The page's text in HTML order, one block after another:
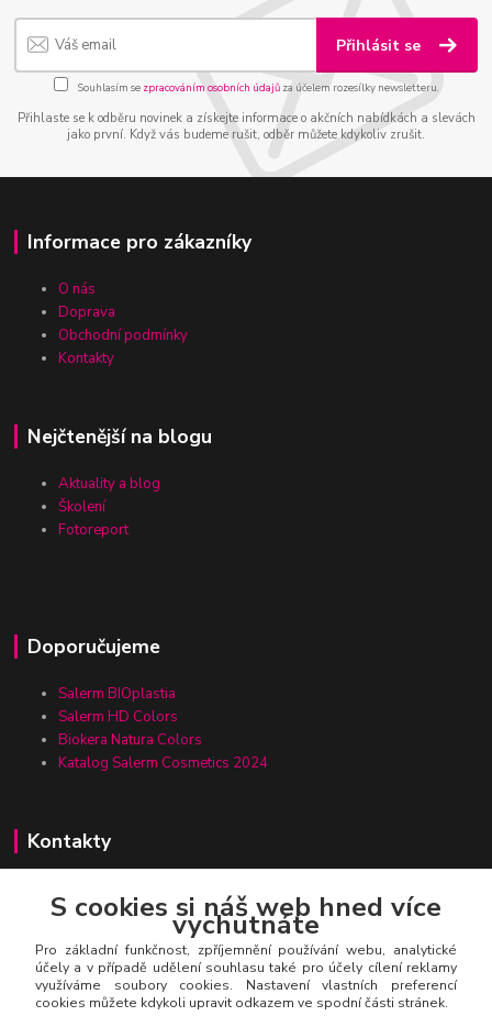
Přihlásit se
Souhlasím se zpracováním osobních údajůza účelem rozesílky newsletteru.
Přihlaste se k odběru novinek a získejte informace o akčních nabídkách a slevách
jako první. Když vás budeme rušit, odběr můžete kdykoliv zrušit.
Informace pro zákazníky
O nás
Doprava
Obchodní podmínky
Kontakty
Nejčtenější na blogu
Aktuality a blog
Školení
Fotoreport
Doporučujeme
Salerm BIOplastia
Salerm HD Colors
Biokera Natura Colors
Katalog Salerm Cosmetics 2024
Kontakty
Zákaznická linka Salerm.cz
+420 777 271 199
salerm@salerm.cz
S cookies si náš web hned více
vychutnáte
Pro základní funkčnost, zpříjemnění používání webu, analytické
účely a v případě udělení souhlasu také pro účely cílení reklamy
využíváme soubory cookies. Nastavení vlastních preferencí
cookies můžete kdykoli upravit odkazem ve spodní části stránek.